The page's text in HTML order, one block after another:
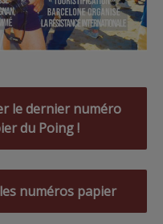
le dernier numéro
du Poing !
numéros papier